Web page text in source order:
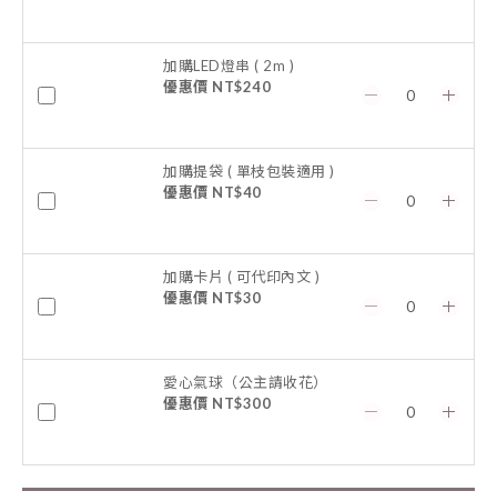
加購LED燈串 ( 2m )
優惠價 NT$240
加購提袋 ( 單枝包裝適用 )
優惠價 NT$40
加購卡片 ( 可代印內文 )
優惠價 NT$30
愛心氣球（公主請收花）
優惠價 NT$300